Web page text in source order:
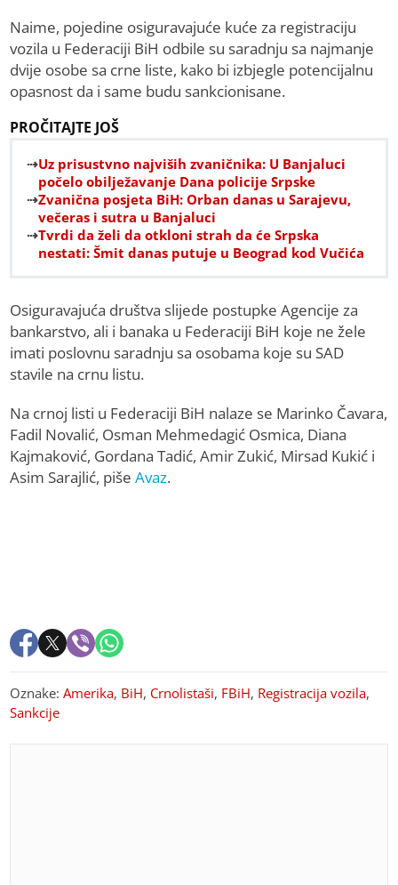
Naime, pojedine osiguravajuće kuće za registraciju
vozila u Federaciji BiH odbile su saradnju sa najmanje
dvije osobe sa crne liste, kako bi izbjegle potencijalnu
opasnost da i same budu sankcionisane.
PROČITAJTE JOŠ
Uz prisustvno najviših zvaničnika: U Banjaluci
počelo obilježavanje Dana policije Srpske
Zvanična posjeta BiH: Orban danas u Sarajevu,
večeras i sutra u Banjaluci
Tvrdi da želi da otkloni strah da će Srpska
nestati: Šmit danas putuje u Beograd kod Vučića
Osiguravajuća društva slijede postupke Agencije za
bankarstvo, ali i banaka u Federaciji BiH koje ne žele
imati poslovnu saradnju sa osobama koje su SAD
stavile na crnu listu.
Na crnoj listi u Federaciji BiH nalaze se Marinko Čavara,
Fadil Novalić, Osman Mehmedagić Osmica, Diana
Kajmaković, Gordana Tadić, Amir Zukić, Mirsad Kukić i
Asim Sarajlić, pišeAvaz.
Oznake:Amerika, BiH, Crnolistaši, FBiH, Registracija vozila,
Sankcije